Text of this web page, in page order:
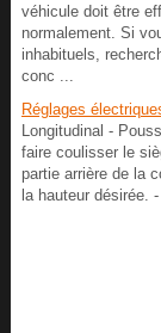
véhicule doit être
normalement. Si
inhabituels,
conc ...
Réglages
Longitudinal -
faire coulisser le
partie arrière de la
la hauteur désirée. -